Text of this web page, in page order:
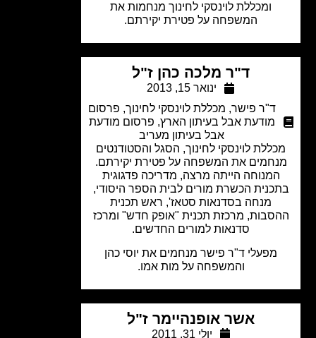
ומכללת לוינסקי לחינוך מנחמות את
המשפחה על פטירת יקירתם.
ד"ר מלכה כהן ז"ל
ינואר 15, 2013
ד"ר פישר,מכללת לוינסקי לחינוך, פרסום
מודעת אבל בעיתון הארץ,פרסום מודעת
אבל בעיתון מעריב
לוינסקי לחינוך, הסגל והסטודנטים
את המשפחה על פטירת יקירתם.
המנוחה הייתה מרצה, מדריכה פדגוגית
הכשרת מורים לבית הספר היסודי,
מנחה בסדנאות סטאז', ראש תכנית
מרכזת תכנית "אופק חדש" ומרכז
סדנאות למורים החדשים.
מפעלי ד"ר פישר מנחמים את יוסי כהן
והמשפחה על מות אמו.
אשר אופנהיימר ז"ל